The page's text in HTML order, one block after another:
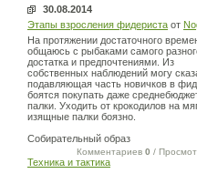
30.08.2014
Этапы взросления фидериста от
На протяжении достаточного
общаюсь с рыбаками самого
достатка и предпочтениями. Из
собственных наблюдений могу
подавляющая часть новичков в
боятся покупать даже
палки. Уходить от крокодилов на
изящные палки боязно.
Собирательный образ
Комментариев 0 /
Техника и тактика